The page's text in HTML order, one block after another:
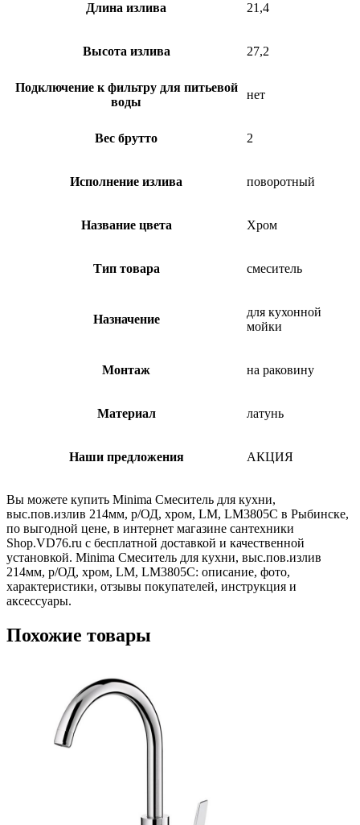
Длина излива 21,4
Высота излива 27,2
Подключение к фильтру для питьевой
воды
нет
Вес брутто 2
Исполнение излива поворотный
Название цвета Хром
Тип товара смеситель
Назначение
для кухонной
мойки
Монтаж на раковину
Материал латунь
Наши предложения АКЦИЯ
Вы можете купить Minima Смеситель для кухни,
выс.пов.излив 214мм, р/ОД, хром, LM, LM3805C в Рыбинске,
по выгодной цене, в интернет магазине сантехники
Shop.VD76.ru с бесплатной доставкой и качественной
установкой. Minima Смеситель для кухни, выс.пов.излив
214мм, р/ОД, хром, LM, LM3805C: описание, фото,
характеристики, отзывы покупателей, инструкция и
аксессуары.
Похожие товары